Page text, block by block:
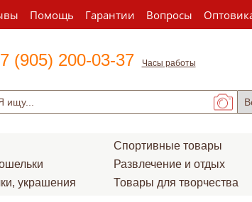
Помощь Гарантии Вопросы
(905) 200-03-37 Часы работы
украшения
Спортивные товары
Развлечение и отдых
Товары для творчества